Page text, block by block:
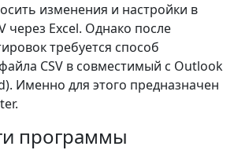
изменения и настройки в
через Excel. Однако после
требуется способ
CSV в совместимый с Outlook
Именно для этого предназначен
программы